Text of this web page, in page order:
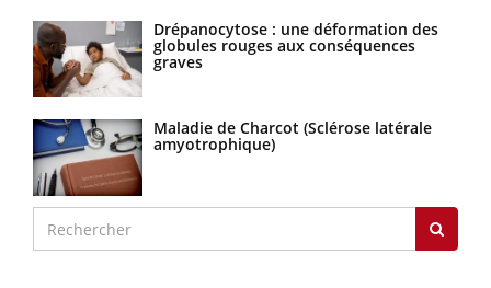
Drépanocytose : une déformation des
globules rouges aux conséquences
graves
Maladie de Charcot (Sclérose latérale
amyotrophique)